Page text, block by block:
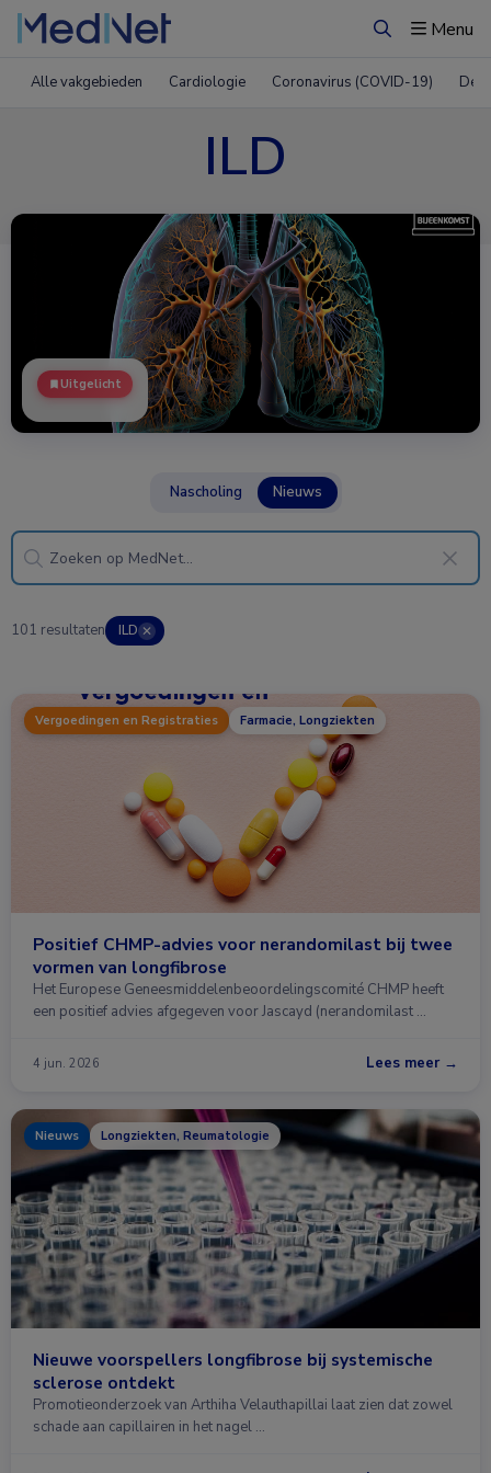
ZoekenMenu
Alle vakgebieden Cardiologie Coronavirus (COVID-19)
ILD
Uitgelicht
Nascholing Nieuws
101 resultaten ILD ✕
Vergoedingen en Registraties Farmacie, Longziekten
Positief CHMP-advies voor nerandomilast bij twee
vormen van longfibrose
Het Europese Geneesmiddelenbeoordelingscomité CHMP heeft
een positief advies afgegeven voor Jascayd (nerandomilast …
4 jun. 2026 Lees meer →
Nieuws Longziekten, Reumatologie
Nieuwe voorspellers longfibrose bij systemische
sclerose ontdekt
Promotieonderzoek van Arthiha Velauthapillai laat zien dat zowel
schade aan capillairen in het nagel …